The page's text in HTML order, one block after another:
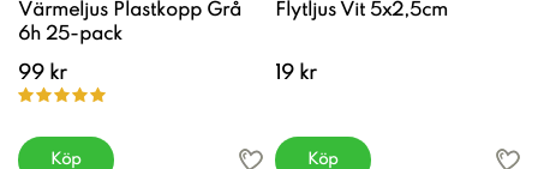
Värmeljus Plastkopp Grå
6h 25-pack
99 kr
Köp
Flytljus Vit 5x2,5cm
19 kr
Köp